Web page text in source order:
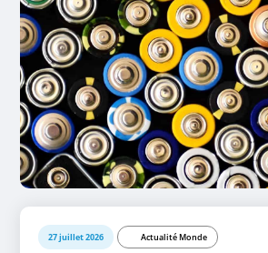
27 juillet 2026 Actualité Monde